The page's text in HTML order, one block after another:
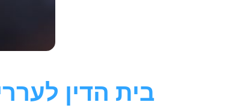
בית הדין